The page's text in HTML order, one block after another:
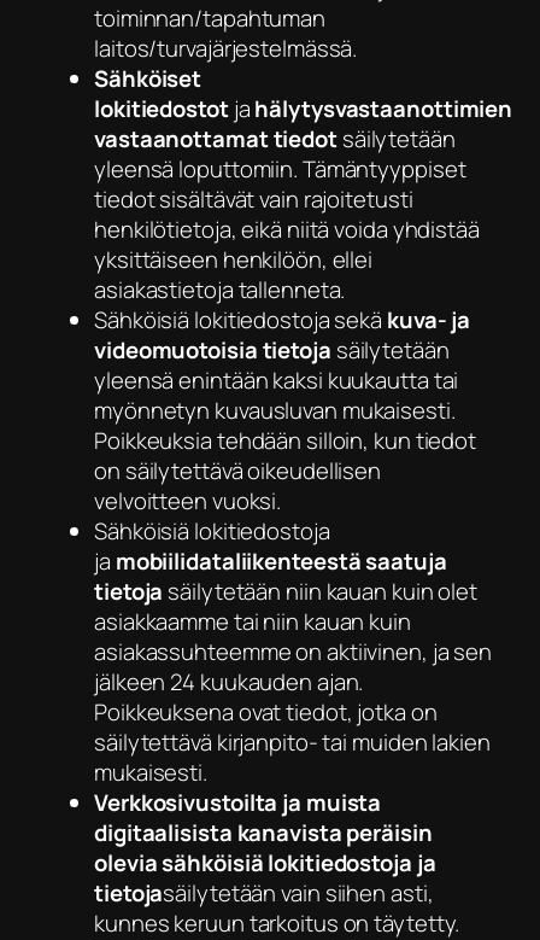
toiminnan/tapahtuman
laitos/turvajärjestelmässä.
Sähköiset
lokitiedostotjahälytysvastaanottimien
vastaanottamat tiedotsäilytetään
yleensä loputtomiin. Tämäntyyppiset
tiedot sisältävät vain rajoitetusti
henkilötietoja, eikä niitä voida yhdistää
yksittäiseen henkilöön, ellei
asiakastietoja tallenneta.
Sähköisiä lokitiedostoja sekä kuva- ja
videomuotoisia tietoja säilytetään
yleensä enintään kaksi kuukautta tai
myönnetyn kuvausluvan mukaisesti.
Poikkeuksia tehdään silloin, kun tiedot
on säilytettävä oikeudellisen
velvoitteen vuoksi.
Sähköisiä lokitiedostoja
ja mobiilidataliikenteestä saatuja
tietoja säilytetään niin kauan kuin olet
asiakkaamme tai niin kauan kuin
asiakassuhteemme on aktiivinen, ja sen
jälkeen 24 kuukauden ajan.
Poikkeuksena ovat tiedot, jotka on
säilytettävä kirjanpito- tai muiden lakien
mukaisesti.
Verkkosivustoilta ja muista
digitaalisista kanavista peräisin
olevia sähköisiä lokitiedostoja ja
tietojasäilytetään vain siihen asti,
kunnes keruun tarkoitus on täytetty.